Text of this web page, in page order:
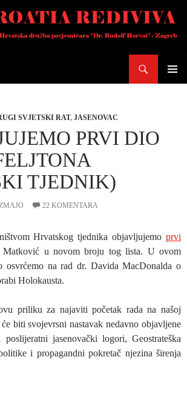
SVJETSKI RAT, JASENOVAC
PRVI DIO
TJEDNIK)
22 KOMENTARA
Hrvatskog tjednika objavljujemo prvi
Matković u novom broju tog lista. U ovom
osvrćemo na rad dr. Davida MacDonalda o
Holokausta.
priliku za najaviti početak rada na našoj
biti svojevrsni nastavak nedavno objavljene
poslijeratni jasenovački logori, Geostrateška
i propagandni pokretač njezina širenja